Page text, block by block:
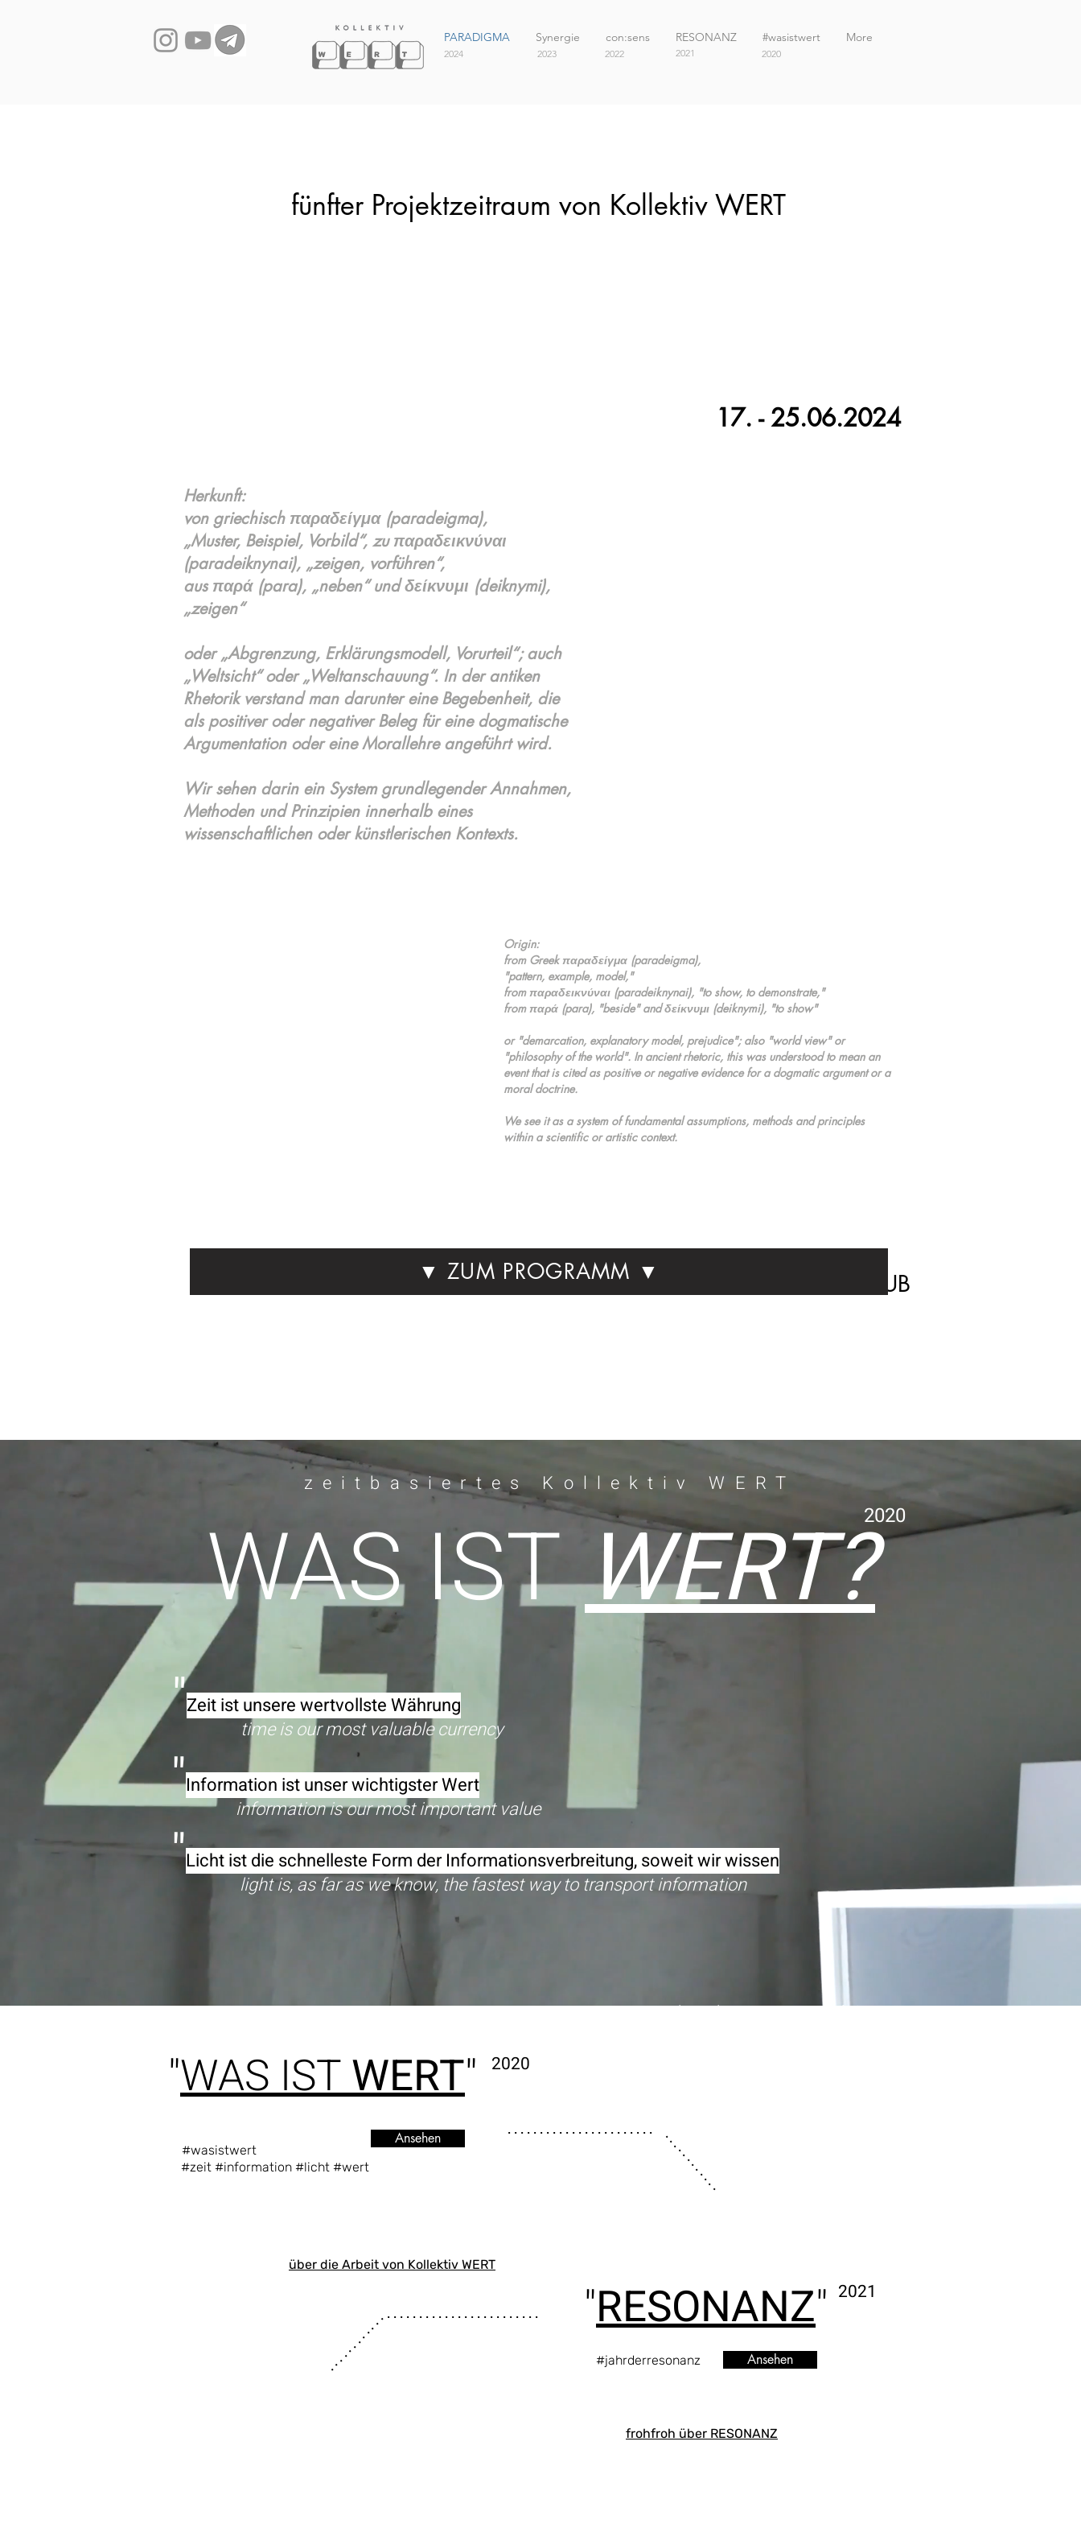
PARADIGMA Synergie con:sens RESONANZ #wasistwert More
2024 2023 2022 2021 2020
fünfter Projektzeitraum von Kollektiv WERT
17. - 25.06.2024
Herkunft:
von griechisch παραδείγμα (paradeigma),
„Muster, Beispiel, Vorbild“, zu παραδεικνύναι
(paradeiknynai), „zeigen, vorführen“,
aus παρά (para), „neben“ und δείκνυμι (deiknymi),
„zeigen“
oder „Abgrenzung, Erklärungsmodell, Vorurteil“; auch
„Weltsicht“ oder „Weltanschauung“. In der antiken
Rhetorik verstand man darunter eine Begebenheit, die
als positiver oder negativer Beleg für eine dogmatische
Argumentation oder eine Morallehre angeführt wird.
Wir sehen darin ein System grundlegender Annahmen,
Methoden und Prinzipien innerhalb eines
wissenschaftlichen oder künstlerischen Kontexts.
Origin:
from Greek παραδείγμα (paradeigma),
"pattern, example, model,"
from παραδεικνύναι (paradeiknynai), "to show, to demonstrate,"
from παρά (para), "beside" and δείκνυμι (deiknymi), "to show"
or "demarcation, explanatory model, prejudice"; also "world view" or
"philosophy of the world". In ancient rhetoric, this was understood to mean an
event that is cited as positive or negative evidence for a dogmatic argument or a
moral doctrine.
We see it as a system of fundamental assumptions, methods and principles
within a scientific or artistic context.
Galerie KUB
▼ ZUM PROGRAMM ▼
zeitbasiertes Kollektiv WERT
WAS ISTWERT?2020
"Zeit ist unsere wertvollste Währung
time is our most valuable currency
"Information ist unser wichtigster Wert
information is our most important value
"Licht ist die schnelleste Form der Informationsverbreitung, soweit wir wissen
light is, as far as we know, the fastest way to transport information
"WAS ISTWERT" 2020
#wasistwert
. . . . . . . . . . . . . . . . . . . . . . .
Ansehen . . . . . . . . . . . .
#zeit #information #licht #wert
Jahresthemen vonKollektivWERT
über die Arbeit von Kollektiv WERT
. . . . . . . . . . . . . . . . . . . . . . . .
. . . . . . . . . . . .
"RESONANZ" 2021
#jahrderresonanz Ansehen
frohfroh über RESONANZ